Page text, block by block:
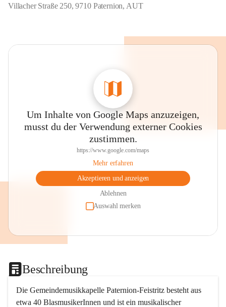
Villacher Straße 250, 9710 Paternion, AUT
Um Inhalte von Google Maps anzuzeigen,
musst du der Verwendung externer Cookies
zustimmen.
https://www.google.com/maps
Mehr erfahren
Akzeptieren und anzeigen
Ablehnen
Auswahl merken
Beschreibung
Die Gemeindemusikkapelle Paternion-Feistritz besteht aus
etwa 40 BlasmusikerInnen und ist ein musikalischer